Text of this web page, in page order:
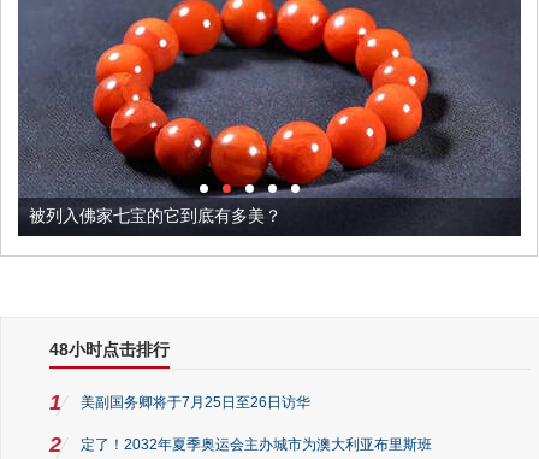
被列入佛家七宝的它到底有多美？
48小时点击排行
1 美副国务卿将于7月25日至26日访华
2 定了！2032年夏季奥运会主办城市为澳大利亚布里斯班